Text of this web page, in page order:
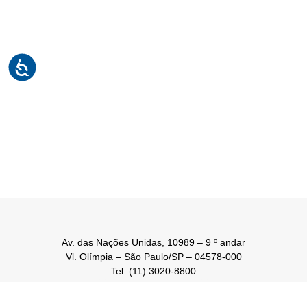
Av. das Nações Unidas, 10989 – 9 º andar
Vl. Olímpia – São Paulo/SP – 04578-000
Tel: (11) 3020-8800